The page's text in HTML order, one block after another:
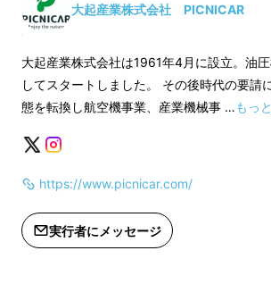
大起産業株式会社 PICNICAR
大起産業株式会社は1961年4月に設立。油
してスタートしました。 その後時代の要請
態を転換し航空機事業、産業機械事 …もっ
https://www.picnicar.com/
実行者にメッセージ